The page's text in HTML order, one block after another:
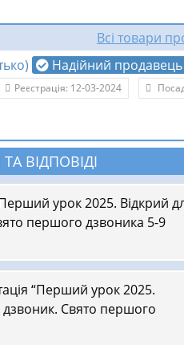
Всі товари
Надійний продавець
Реєстрація: 12-03-2024
ВІДПОВІДІ
урок 2025. Відкрий
першого дзвоника 5-9
“Перший урок 2025.
дзвоник. Свято першого